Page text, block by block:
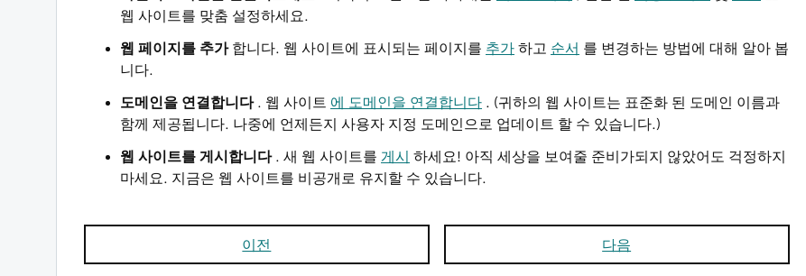
웹 사이트를 맞춤 설정하세요.
웹 페이지를 추가합니다. 웹 사이트에 표시되는 페이지를 추가 하고 순서 를 변경하는 방법에 대해 알아 봅
니다.
도메인을 연결합니다. 웹 사이트 에 도메인을 연결합니다 . (귀하의 웹 사이트는 표준화 된 도메인 이름과
함께 제공됩니다. 나중에 언제든지 사용자 지정 도메인으로 업데이트 할 수 있습니다.)
웹 사이트를 게시합니다. 새 웹 사이트를 게시 하세요! 아직 세상을 보여줄 준비가되지 않았어도 걱정하지
마세요. 지금은 웹 사이트를 비공개로 유지할 수 있습니다.
이전 다음